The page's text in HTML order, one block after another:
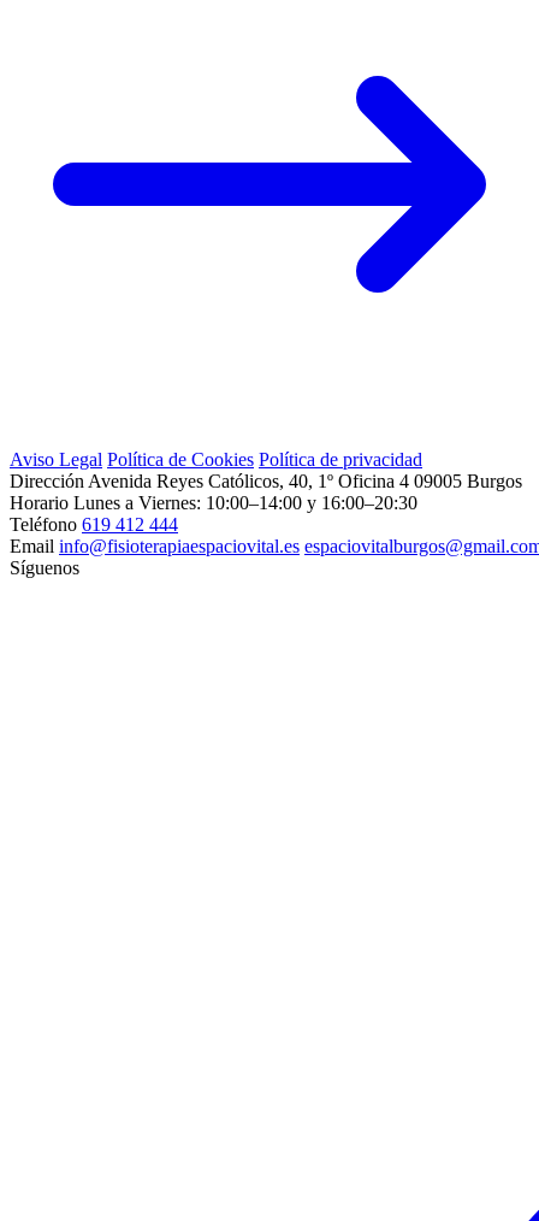
Aviso Legal Política de Cookies Política de privacidad
DirecciónAvenida Reyes Católicos, 40, 1º Oficina 4 09005 Burgos
Horario Lunes a Viernes: 10:00–14:00 y 16:00–20:30
Teléfono 619 412 444
Email info@fisioterapiaespaciovital.es
Síguenos